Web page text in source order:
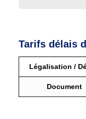
Tarifs délais
Légalisation /
Document